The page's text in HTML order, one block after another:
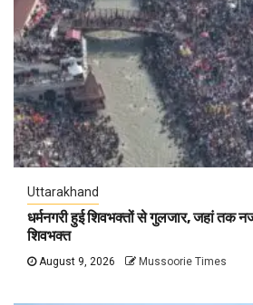
Uttarakhand
धर्मनगरी हुई शिवभक्तों से गुलजार, जहां तक
शिवभक्त
August 9, 2026 Mussoorie Times